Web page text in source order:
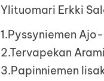
Ylituomari Erkki
1.Pyssyniemen
2.Tervapekan
3.Papinniemen